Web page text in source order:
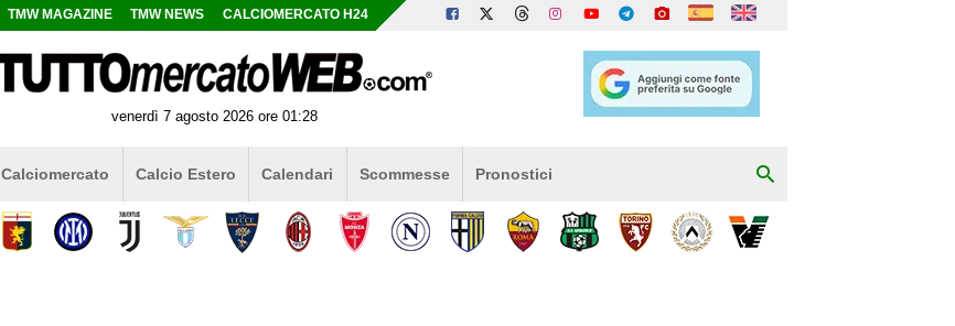
TMW MAGAZINE TMW NEWS CALCIOMERCATO H24
venerdì 7 agosto 2026 ore 01:28
Calciomercato Calcio Estero Calendari Scommesse Pronostici